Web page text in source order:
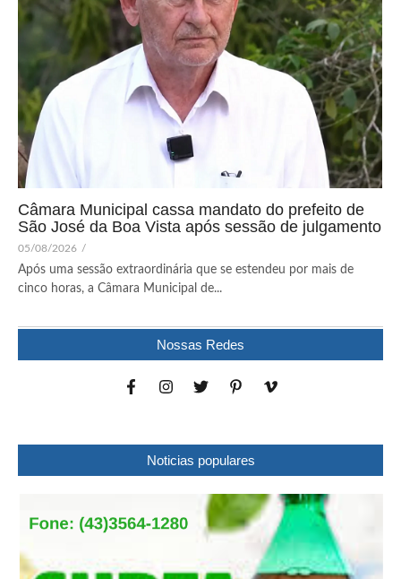
Câmara Municipal cassa mandato do prefeito de
São José da Boa Vista após sessão de julgamento
05/08/2026 /
Após uma sessão extraordinária que se estendeu por mais de
cinco horas, a Câmara Municipal de...
Nossas Redes
Noticias populares